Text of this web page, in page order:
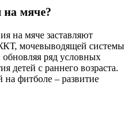
мяче?
на мяче заставляют
мочевыводящей системы
обновляя ряд условных
детей с раннего возраста.
на фитболе – развитие